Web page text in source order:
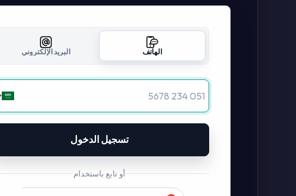
الهاتف البريد الإلكتروني
تسجيل الدخول
أو تابع باستخدام